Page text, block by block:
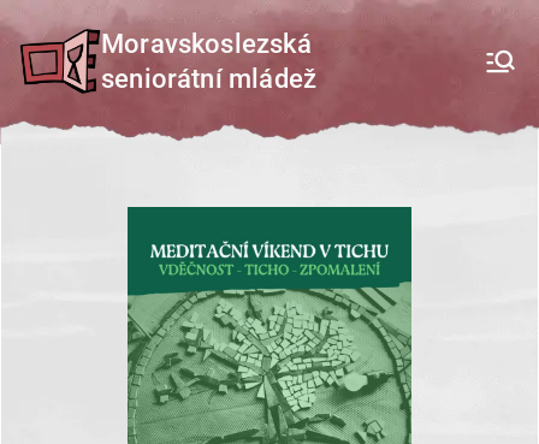
Přeskočit
na
Moravskoslezská
seniorátní mládež